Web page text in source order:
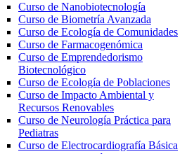
Curso de Nanobiotecnología
Curso de Biometría Avanzada
Curso de Ecología de Comunidades
Curso de Farmacogenómica
Curso de Emprendedorismo
Biotecnológico
Curso de Ecología de Poblaciones
Curso de Impacto Ambiental y
Recursos Renovables
Curso de Neurología Práctica para
Pediatras
Curso de Electrocardiografía Básica